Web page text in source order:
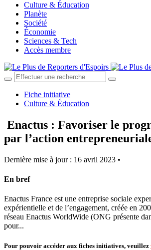
Culture & Éducation
Planète
Société
Économie
Sciences & Tech
Accès membre
Fiche initiative
Culture & Éducation
Enactus : Favoriser le
par l’action
Dernière mise à jour : 16 avril 2023 •
En bref
Enactus France est une entreprise sociale
expérientielle et de l’engagement, créée en
réseau Enactus WorldWide (ONG présente
pour...
Pour pouvoir accéder aux fiches initiatives, veuillez